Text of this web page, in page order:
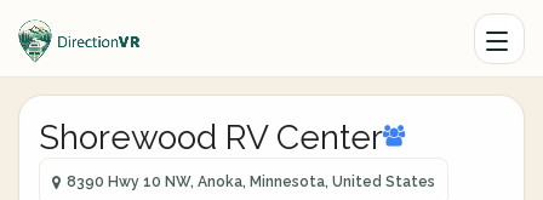
Shorewood RV Center
8390 Hwy 10 NW, Anoka, Minnesota, United States